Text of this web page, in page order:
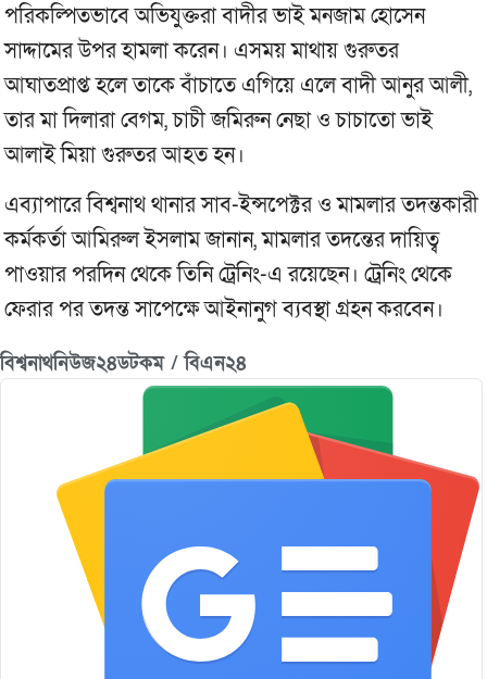
পরিকল্পিতভাবে অভিযুক্তরা বাদীর ভাই মনজাম হোসেন
সাদ্দামের উপর হামলা করেন। এসময় মাথায় গুরুতর
আঘাতপ্রাপ্ত হলে তাকে বাঁচাতে এগিয়ে এলে বাদী আনুর আলী,
তার মা দিলারা বেগম, চাচী জমিরুন নেছা ও চাচাতো ভাই
আলাই মিয়া গুরুতর আহত হন।
এব্যাপারে বিশ্বনাথ থানার সাব-ইন্সপেক্টর ও মামলার তদন্তকারী
কর্মকর্তা আমিরুল ইসলাম জানান, মামলার তদন্তের দায়িত্ব
পাওয়ার পরদিন থেকে তিনি ট্রেনিং-এ রয়েছেন। ট্রেনিং থেকে
ফেরার পর তদন্ত সাপেক্ষে আইনানুগ ব্যবস্থা গ্রহন করবেন।
বিশ্বনাথনিউজ২৪ডটকম / বিএন২৪